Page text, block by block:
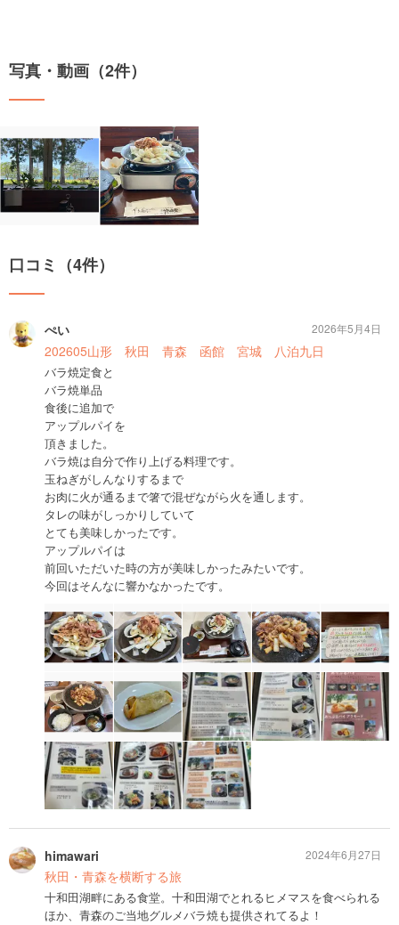
写真・動画（2件）
口コミ（4件）
ぺい
202605山形 秋田 青森 函館 宮城 八泊九日
バラ焼定食と
バラ焼単品
食後に追加で
アップルパイを
頂きました。
バラ焼は自分で作り上げる料理です。
玉ねぎがしんなりするまで
お肉に火が通るまで箸で混ぜながら火を通します。
タレの味がしっかりしていて
とても美味しかったです。
アップルパイは
前回いただいた時の方が美味しかったみたいです。
今回はそんなに響かなかったです。
2026年5月4日
himawari
秋田・青森を横断する旅
十和田湖畔にある食堂。十和田湖でとれるヒメマスを食べられる
ほか、青森のご当地グルメバラ焼も提供されてるよ！
2024年6月27日